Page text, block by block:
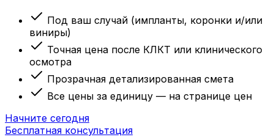
Под ваш случай (импланты, коронки и/или
виниры)
Точная цена после КЛКТ или клинического
осмотра
Прозрачная детализированная смета
Все цены за единицу — на странице цен
Начните сегодня
Бесплатная консультация